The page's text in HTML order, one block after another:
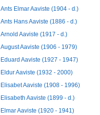
Ants Elmar Aaviste (1904 - d.)
Ants Hans Aaviste (1886 - d.)
Arnold Aaviste (1917 - d.)
August Aaviste (1906 - 1979)
Eduard Aaviste (1927 - 1947)
Eldur Aaviste (1932 - 2000)
Elisabet Aaviste (1908 - 1996)
Elisabeth Aaviste (1899 - d.)
Elmar Aaviste (1920 - 1941)